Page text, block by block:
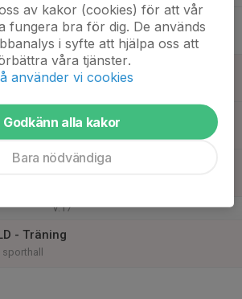
Träning med P13
v.17
- Träning
av kakor (cookies) för att vår
fungera bra för dig. De används
i syfte att hjälpa oss att
våra tjänster.
använder vi cookies
Godkänn alla kakor
Bara nödvändiga